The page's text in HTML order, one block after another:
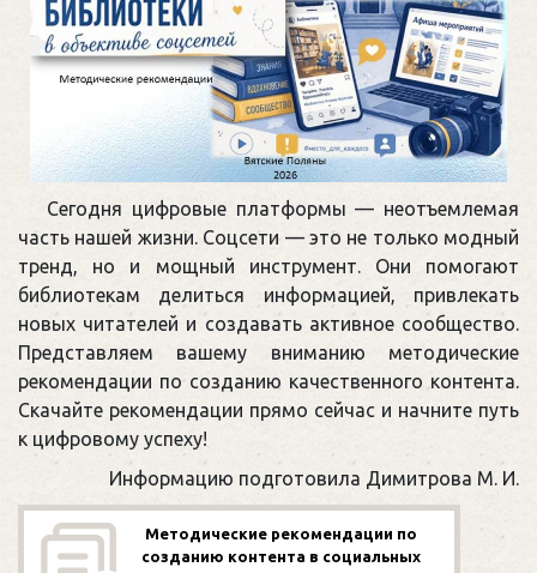
Сегодня цифровые платформы — неотъемлемая
часть нашей жизни. Соцсети — это не только модный
тренд, но и мощный инструмент. Они помогают
библиотекам делиться информацией, привлекать
новых читателей и создавать активное сообщество.
Представляем вашему вниманию методические
рекомендации по созданию качественного контента.
Скачайте рекомендации прямо сейчас и начните путь
к цифровому успеху!
Информацию подготовила Димитрова М. И.
Методические рекомендации по
созданию контента в социальных